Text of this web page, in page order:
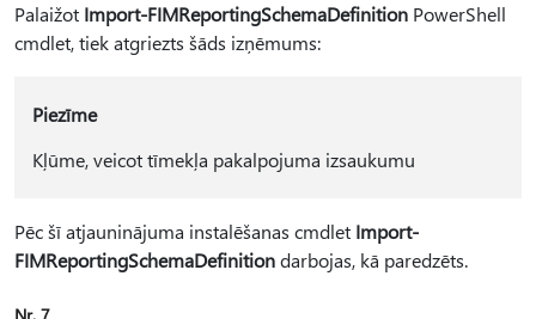
Palaižot Import-FIMReportingSchemaDefinition PowerShell
cmdlet, tiek atgriezts šāds izņēmums:
Piezīme
Kļūme, veicot tīmekļa pakalpojuma izsaukumu
Pēc šī atjauninājuma instalēšanas cmdlet Import-
FIMReportingSchemaDefinitiondarbojas, kā paredzēts.